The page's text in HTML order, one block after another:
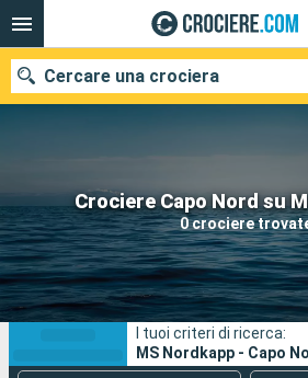
Crociere Capo Nord su
0 crociere
Cercare una crociera
Le nostre destinazioni
Mesi di partenza
Porti
Ricerca
I tuoi criteri di ricerca:
MS Nordkapp - Capo